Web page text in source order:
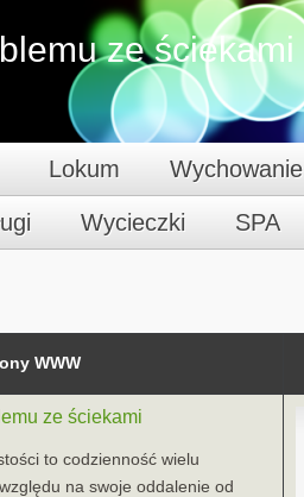
ze ściekami
Lokum Wychowanie
Wycieczki SPA
WWW
ze ściekami
to codzienność wielu
na swoje oddalenie od